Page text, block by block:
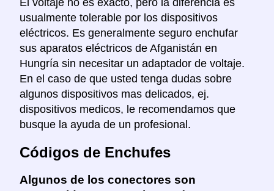
El voltaje no es exacto, pero la diferencia es
usualmente tolerable por los dispositivos
eléctricos. Es generalmente seguro enchufar
sus aparatos eléctricos de Afganistán en
Hungría sin necesitar un adaptador de voltaje.
En el caso de que usted tenga dudas sobre
algunos dispositivos mas delicados, ej.
dispositivos medicos, le recomendamos que
busque la ayuda de un profesional.
Códigos de Enchufes
Algunos de los conectores son